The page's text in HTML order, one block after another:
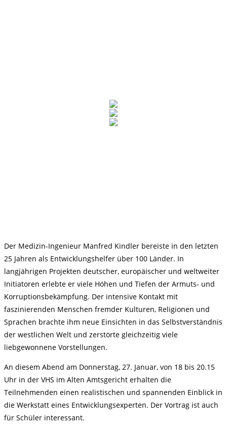
Der Medizin-Ingenieur Manfred Kindler bereiste in den letzten
25 Jahren als Entwicklungshelfer über 100 Länder. In
langjährigen Projekten deutscher, europäischer und weltweiter
Initiatoren erlebte er viele Höhen und Tiefen der Armuts- und
Korruptionsbekämpfung. Der intensive Kontakt mit
faszinierenden Menschen fremder Kulturen, Religionen und
Sprachen brachte ihm neue Einsichten in das Selbstverständnis
der westlichen Welt und zerstörte gleichzeitig viele
liebgewonnene Vorstellungen.
An diesem Abend am Donnerstag, 27. Januar, von 18 bis 20.15
Uhr in der VHS im Alten Amtsgericht erhalten die
Teilnehmenden einen realistischen und spannenden Einblick in
die Werkstatt eines Entwicklungsexperten. Der Vortrag ist auch
für Schüler interessant.